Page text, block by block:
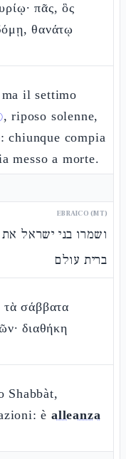
πᾶς, ὃς
θανάτῳ
il settimo
, riposo solenne,
: chiunque compia
messo a morte.
EBRAICO (MT)
ושמרו בני ישראל
ברית עולם
τὰ σάββατα
διαθήκη
Shabbàt,
è alleanza